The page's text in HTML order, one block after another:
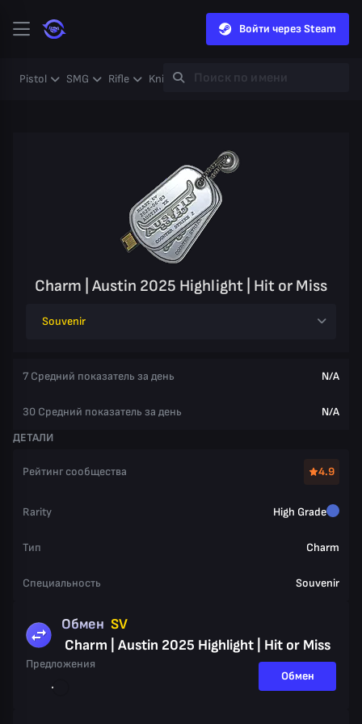
Войти через Steam
Pistol SMG Rifle Knife Gloves Heavy
Charm | Austin 2025 Highlight | Hit or Miss
Souvenir
7 Средний показатель за день N/A
30 Средний показатель за день
N/A
ДЕТАЛИ
Рейтинг сообщества 4.9
Rarity High Grade
Тип Charm
Специальность Souvenir
Обмен SV
Charm | Austin 2025 Highlight | Hit or Miss
Предложения
Обмен